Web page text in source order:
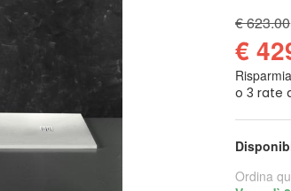
€ 623.00
€
Ordina